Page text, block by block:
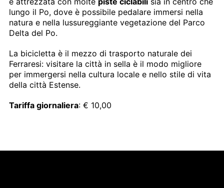
lungo il Po, dove è possibile pedalare immersi nella
natura e nella lussureggiante vegetazione del Parco
Delta del Po.
La bicicletta è il mezzo di trasporto naturale dei
Ferraresi: visitare la città in sella è il modo migliore
per immergersi nella cultura locale e nello stile di vita
della città Estense.
Tariffa giornaliera: € 10,00